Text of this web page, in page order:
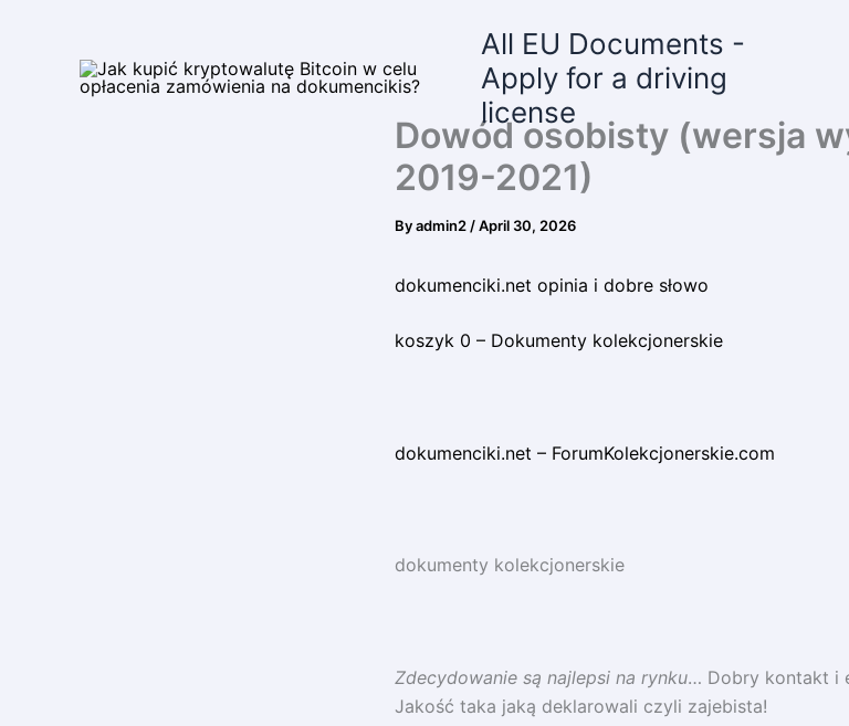
All EU Documents -
Apply for a driving
license
Dowód osobisty (wersja
2019-2021)
Byadmin2 /April 30, 2026
dokumenciki.net opinia i dobre słowo
koszyk 0 – Dokumenty kolekcjonerskie
dokumenciki.net – ForumKolekcjonerskie.com
dokumenty kolekcjonerskie
Zdecydowanie są najlepsi na rynku… Dobry kontakt i
Jakość taka jaką deklarowali czyli zajebista!